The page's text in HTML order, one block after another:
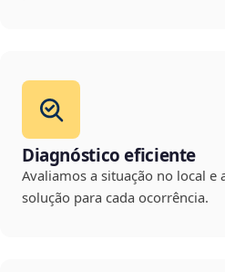
Diagnóstico eficiente
Avaliamos a situação no local e
solução para cada ocorrência.